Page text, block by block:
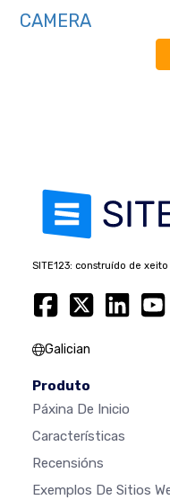
CAMERA
SITE123: construído de
Galician
Produto
Páxina De Inicio
Características
Recensións
Exemplos De Sitios